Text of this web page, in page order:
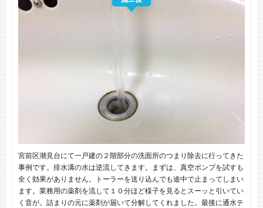
宮前区潮見台にて一戸建の２階部分の洗面所のつまり除去に行ってきた
事例です。排水溝の水は逆流してきます。まずは、真空ポンプを試すも
全く効果がありません。トーラーを送り込んでも途中で止まってしまい
ます。業務用の薬剤を流して１０分ほど様子を見るとスーッと引いてい
く音が。詰まりの元に薬剤が届いて分解してくれました。最後に通水テ